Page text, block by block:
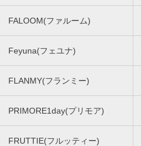
FALOOM(ファルーム)
Feyuna(フェユナ)
FLANMY(フランミー)
PRIMORE1day(プリモア)
FRUTTIE(フルッティー)